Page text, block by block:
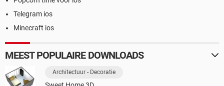
Telegram ios
Minecraft ios
MEEST POPULAIRE DOWNLOADS
Architectuur - Decoratie